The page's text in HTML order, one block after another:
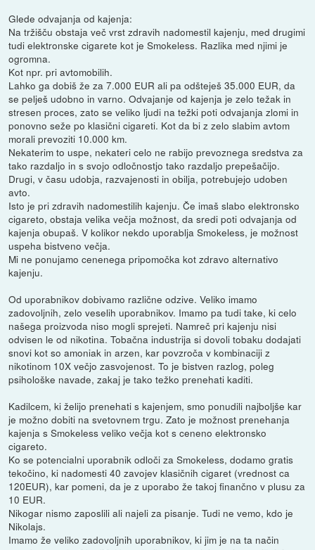
Glede odvajanja od kajenja:
Na tržišču obstaja več vrst zdravih nadomestil kajenju, med drugimi
tudi elektronske cigarete kot je Smokeless. Razlika med njimi je
ogromna.
Kot npr. pri avtomobilih.
Lahko ga dobiš že za 7.000 EUR ali pa odšteješ 35.000 EUR, da
se pelješ udobno in varno. Odvajanje od kajenja je zelo težak in
stresen proces, zato se veliko ljudi na težki poti odvajanja zlomi in
ponovno seže po klasični cigareti. Kot da bi z zelo slabim avtom
morali prevoziti 10.000 km.
Nekaterim to uspe, nekateri celo ne rabijo prevoznega sredstva za
tako razdaljo in s svojo odločnostjo tako razdaljo prepešačijo.
Drugi, v času udobja, razvajenosti in obilja, potrebujejo udoben
avto.
Isto je pri zdravih nadomestilih kajenju. Če imaš slabo elektronsko
cigareto, obstaja velika večja možnost, da sredi poti odvajanja od
kajenja obupaš. V kolikor nekdo uporablja Smokeless, je možnost
uspeha bistveno večja.
Mi ne ponujamo cenenega pripomočka kot zdravo alternativo
kajenju.
Od uporabnikov dobivamo različne odzive. Veliko imamo
zadovoljnih, zelo veselih uporabnikov. Imamo pa tudi take, ki celo
našega proizvoda niso mogli sprejeti. Namreč pri kajenju nisi
odvisen le od nikotina. Tobačna industrija si dovoli tobaku dodajati
snovi kot so amoniak in arzen, kar povzroča v kombinaciji z
nikotinom 10X večjo zasvojenost. To je bistven razlog, poleg
psihološke navade, zakaj je tako težko prenehati kaditi.
Kadilcem, ki želijo prenehati s kajenjem, smo ponudili najboljše kar
je možno dobiti na svetovnem trgu. Zato je možnost prenehanja
kajenja s Smokeless veliko večja kot s ceneno elektronsko
cigareto.
Ko se potencialni uporabnik odloči za Smokeless, dodamo gratis
tekočino, ki nadomesti 40 zavojev klasičnih cigaret (vrednost ca
120EUR), kar pomeni, da je z uporabo že takoj finančno v plusu za
10 EUR.
Nikogar nismo zaposlili ali najeli za pisanje. Tudi ne vemo, kdo je
Nikolajs.
Imamo že veliko zadovoljnih uporabnikov, ki jim je na ta način